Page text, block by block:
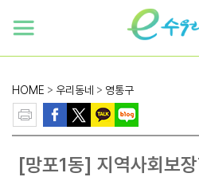
HOME > 우리동네 > 영통구
[망포1동] 지역사회보